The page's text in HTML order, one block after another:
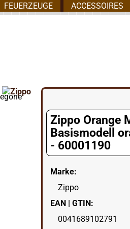
Passwort vergessen?
FEUERZEUGE ACCESSOIRES
Zippo Orange
Basismodell
- 60001190
Marke:
Zippo
EAN | GTIN:
0041689102791